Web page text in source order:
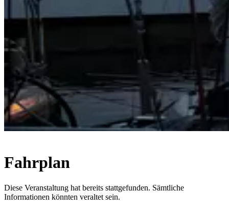
Fahrplan
Diese Veranstaltung hat bereits stattgefunden. Sämtliche
Informationen könnten veraltet sein.